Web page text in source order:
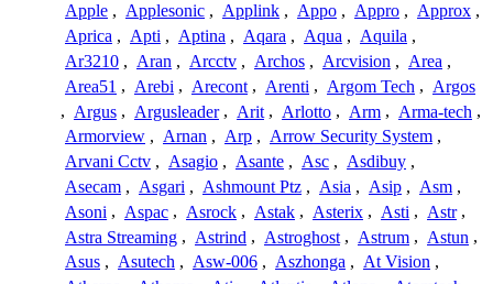
Apple , Applesonic , Applink , Appo , Appro , Approx ,
Aprica , Apti , Aptina , Aqara , Aqua , Aquila ,
Ar3210 , Aran , Arcctv , Archos , Arcvision , Area ,
Area51 , Arebi , Arecont , Arenti , Argom Tech , Argos
, Argus , Argusleader , Arit , Arlotto , Arm , Arma-tech ,
Armorview , Arnan , Arp , Arrow Security System ,
Arvani Cctv , Asagio , Asante , Asc , Asdibuy ,
Asecam , Asgari , Ashmount Ptz , Asia , Asip , Asm ,
Asoni , Aspac , Asrock , Astak , Asterix , Asti , Astr ,
Astra Streaming , Astrind , Astroghost , Astrum , Astun ,
Asus , Asutech , Asw-006 , Aszhonga , At Vision ,